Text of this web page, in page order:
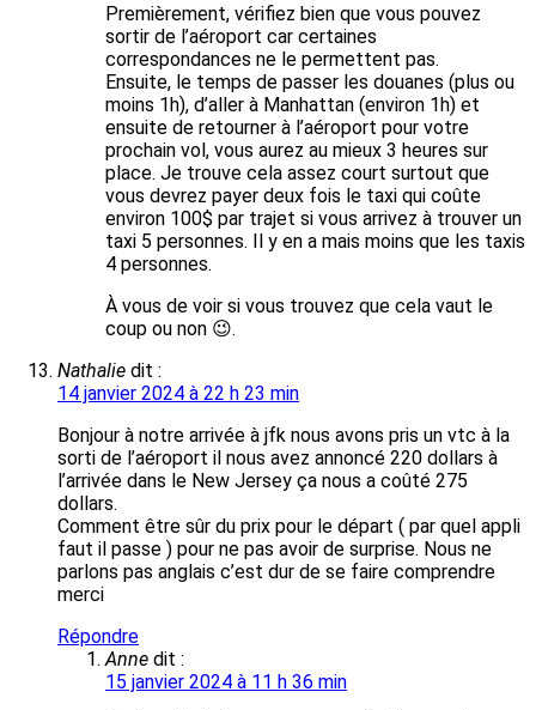
Premièrement, vérifiez bien que vous pouvez
sortir de l’aéroport car certaines
correspondances ne le permettent pas.
Ensuite, le temps de passer les douanes (plus ou
moins 1h), d’aller à Manhattan (environ 1h) et
ensuite de retourner à l’aéroport pour votre
prochain vol, vous aurez au mieux 3 heures sur
place. Je trouve cela assez court surtout que
vous devrez payer deux fois le taxi qui coûte
environ 100$ par trajet si vous arrivez à trouver un
taxi 5 personnes. Il y en a mais moins que les taxis
4 personnes.
À vous de voir si vous trouvez que cela vaut le
coup ou non 😉.
Nathalie dit :
14 janvier 2024 à 22 h 23 min
Bonjour à notre arrivée à jfk nous avons pris un vtc à la
sorti de l’aéroport il nous avez annoncé 220 dollars à
l’arrivée dans le New Jersey ça nous a coûté 275
dollars.
Comment être sûr du prix pour le départ ( par quel appli
faut il passe ) pour ne pas avoir de surprise. Nous ne
parlons pas anglais c’est dur de se faire comprendre
merci
Répondre
Anne dit :
15 janvier 2024 à 11 h 36 min